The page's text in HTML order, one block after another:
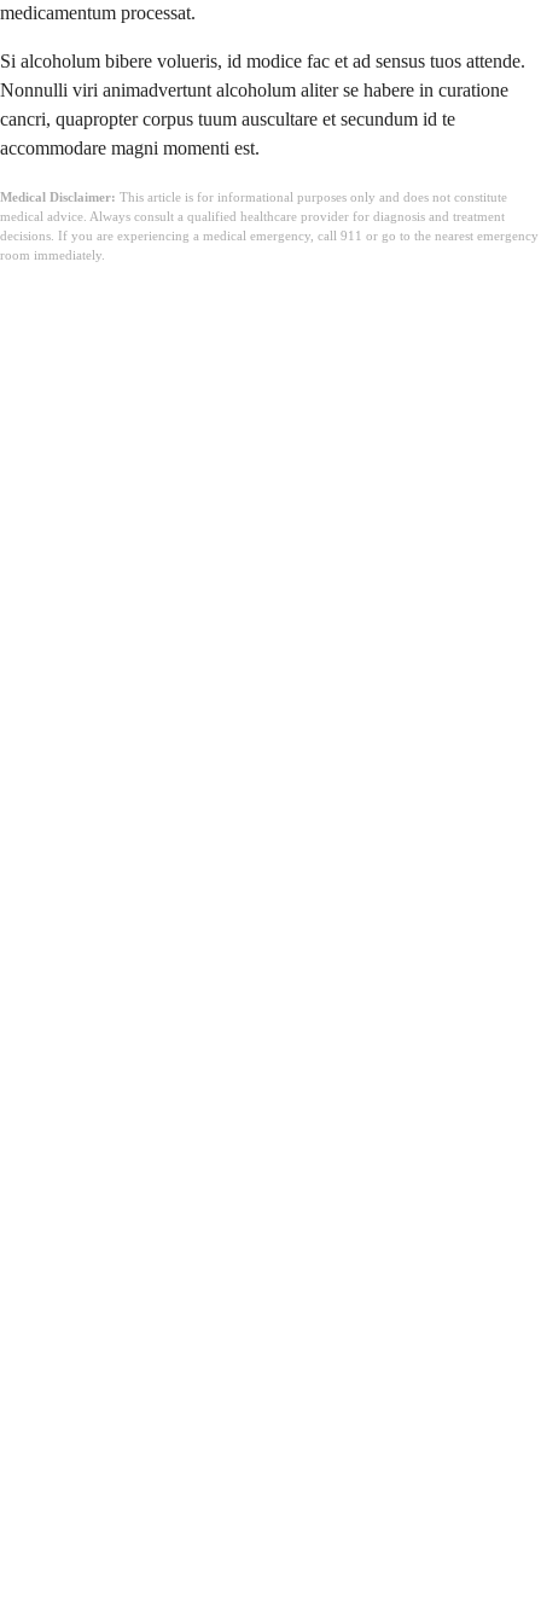
medicamentum processat.
Si alcoholum bibere volueris, id modice fac et ad sensus tuos attende.
Nonnulli viri animadvertunt alcoholum aliter se habere in curatione
cancri, quapropter corpus tuum auscultare et secundum id te
accommodare magni momenti est.
Medical Disclaimer: This article is for informational purposes only and does not constitute
medical advice. Always consult a qualified healthcare provider for diagnosis and treatment
decisions. If you are experiencing a medical emergency, call 911 or go to the nearest emergency
room immediately.